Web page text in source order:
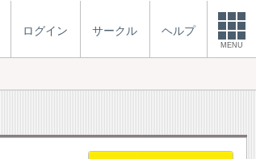
ログイン サークル ヘルプ
MENU